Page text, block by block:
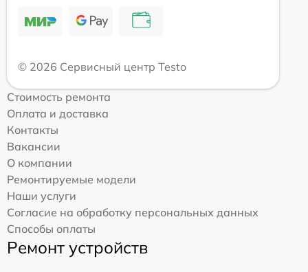
© 2026 Сервисный центр Testo
Стоимость ремонта
Оплата и доставка
Контакты
Вакансии
О компании
Ремонтируемые модели
Наши услуги
Согласие на обработку персональных данных
Способы оплаты
Ремонт устройств